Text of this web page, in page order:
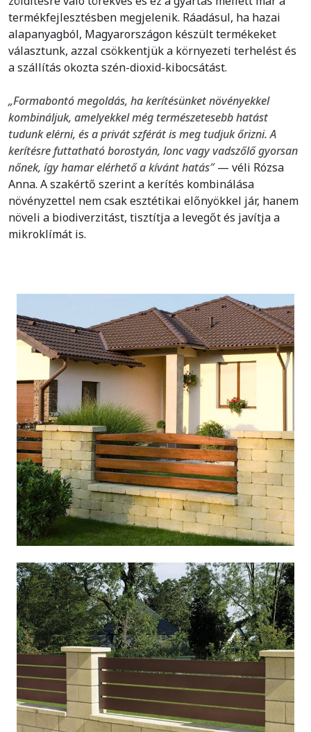
termékfejlesztésben megjelenik. Ráadásul, ha hazai
alapanyagból, Magyarországon készült termékeket
választunk, azzal csökkentjük a környezeti terhelést és
a szállítás okozta szén-dioxid-kibocsátást.
„Formabontó megoldás, ha kerítésünket növényekkel
kombináljuk, amelyekkel még természetesebb hatást
tudunk elérni, és a privát szférát is meg tudjuk őrizni. A
kerítésre futtatható borostyán, lonc vagy vadszőlő gyorsan
nőnek, így hamar elérhető a kívánt hatás″— véli Rózsa
Anna. A szakértő szerint a kerítés kombinálása
növényzettel nem csak esztétikai előnyökkel jár, hanem
növeli a biodiverzitást, tisztítja a levegőt és javítja a
mikroklímát is.